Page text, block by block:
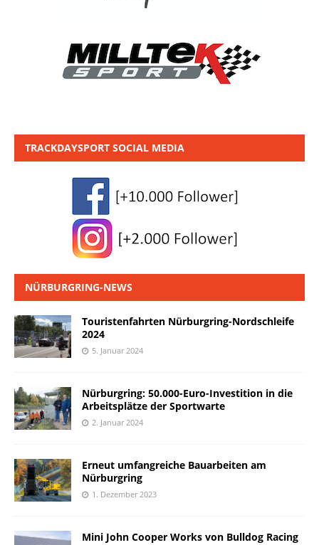
TRACKDAYSPORT SOCIAL MEDIA
NÜRBURGRING-NEWS
Touristenfahrten Nürburgring-Nordschleife
2024
5. Januar 2024
Nürburgring: 50.000-Euro-Investition in die
Arbeitsplätze der Sportwarte
2. Januar 2024
Erneut umfangreiche Bauarbeiten am
Nürburgring
1. Dezember 2023
Mini John Cooper Works von Bulldog Racing